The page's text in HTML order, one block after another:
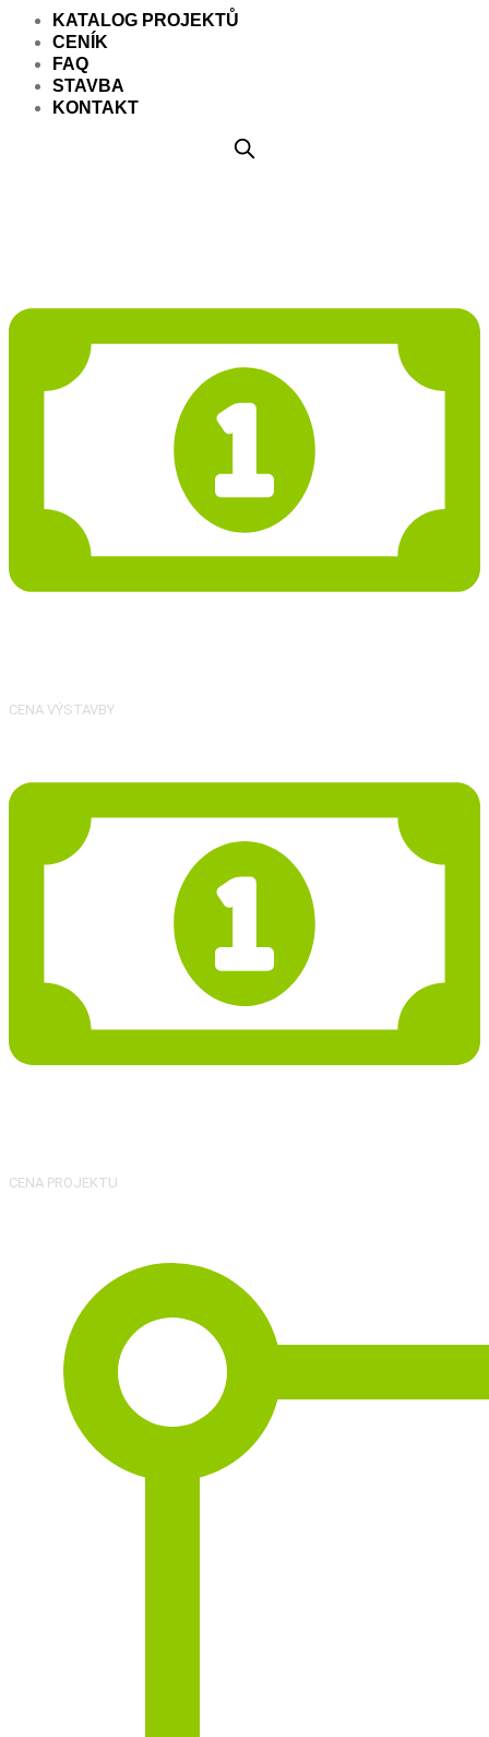
KATALOG PROJEKTŮ
CENÍK
FAQ
STAVBA
KONTAKT
CENA VÝSTAVBY
CENA PROJEKTU